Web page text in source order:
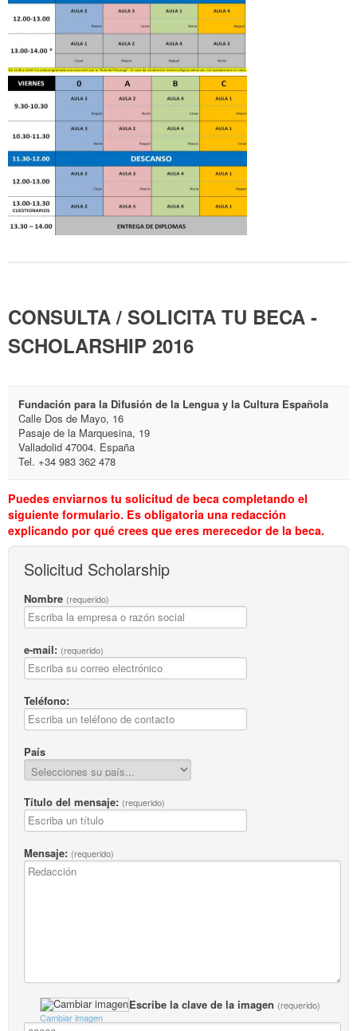
CONSULTA / SOLICITA TU BECA -
SCHOLARSHIP 2016
Fundación para la Difusión de la Lengua y la Cultura Española
Calle Dos de Mayo, 16
Pasaje de la Marquesina, 19
Valladolid 47004. España
Tel. +34 983 362 478
Puedes enviarnos tu solicitud de beca completando el
siguiente formulario. Es obligatoria una redacción
explicando por qué crees que eres merecedor de la beca.
Solicitud Scholarship
Nombre (requerido)
e-mail: (requerido)
Teléfono:
País
Título del mensaje: (requerido)
Mensaje: (requerido)
Escribe la clave de la imagen (requerido)
Cambiar imagen